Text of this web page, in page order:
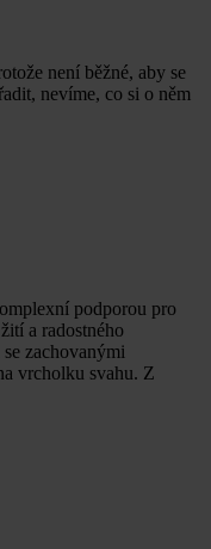
není běžné, aby se
nevíme, co si o něm
podporou pro
a radostného
zachovanými
vrcholku svahu. Z